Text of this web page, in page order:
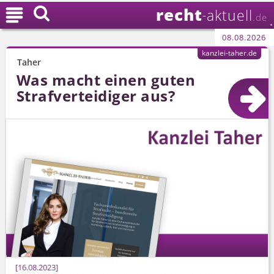
recht-aktuell .de
08.08.2026

Taher
Was macht einen guten
Strafverteidiger aus?
16.08.2023
kanzlei-taher.de